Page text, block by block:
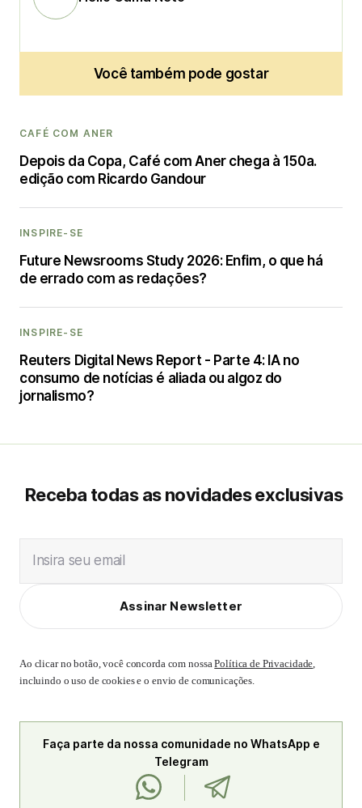
Você também pode gostar
CAFÉ COM ANER
Depois da Copa, Café com Aner chega à 150a.
edição com Ricardo Gandour
INSPIRE-SE
Future Newsrooms Study 2026: Enfim, o que há
de errado com as redações?
INSPIRE-SE
Reuters Digital News Report - Parte 4: IA no
consumo de notícias é aliada ou algoz do
jornalismo?
Receba todas as novidades exclusivas
Insira seu email
Assinar Newsletter
Ao clicar no botão, você concorda com nossaPolítica de Privacidade,
incluindo o uso de cookies e o envio de comunicações.
Faça parte da nossa comunidade no WhatsApp e
Telegram